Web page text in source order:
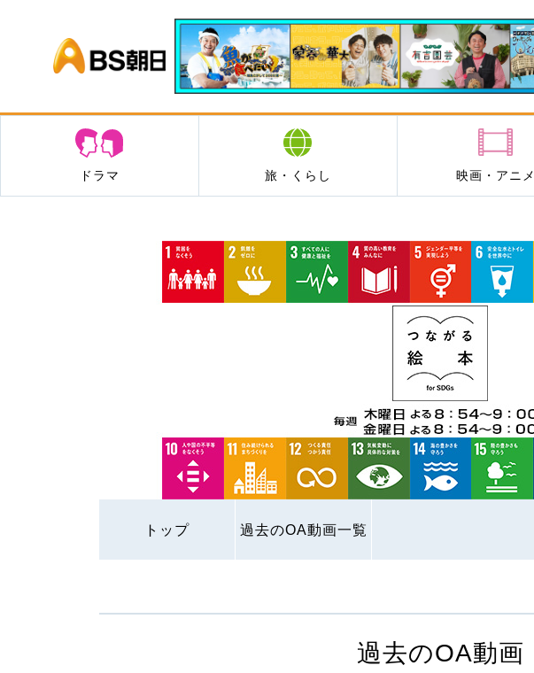
BS朝日
ドラマ 旅・くらし 映画・アニメ
トップ 過去のOA動画一覧
過去のOA動画